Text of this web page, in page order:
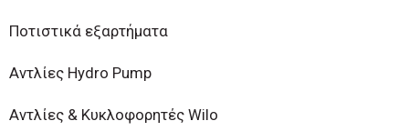
Ποτιστικά εξαρτήματα
Αντλίες Hydro Pump
Αντλίες & Κυκλοφορητές Wilo
αναβάθμιση των παραγόμενων προϊόντων